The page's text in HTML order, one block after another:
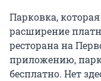
Парковка,
расширение
ресторана на
приложению,
бесплатно. Нет